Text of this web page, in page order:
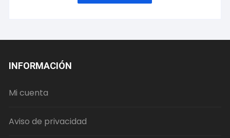
INFORMACIÓN
Mi cuenta
Aviso de privacidad